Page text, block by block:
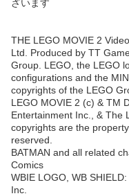
ざいます
THE LEGO MOVIE 2
Ltd. Produced by TT
Group. LEGO, the LEGO
configurations and the
copyrights of the LEGO
LEGO MOVIE 2 (c) & TM
Entertainment Inc., & The
copyrights are the
reserved.
BATMAN and all related
Comics
WBIE LOGO, WB
Inc.